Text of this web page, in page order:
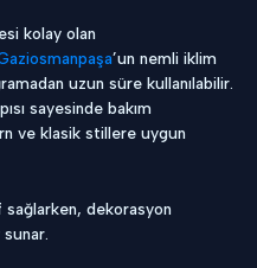
kolay olan
’un nemli iklim
uzun süre kullanılabilir.
sayesinde bakım
ve klasik stillere uygun
sağlarken, dekorasyon